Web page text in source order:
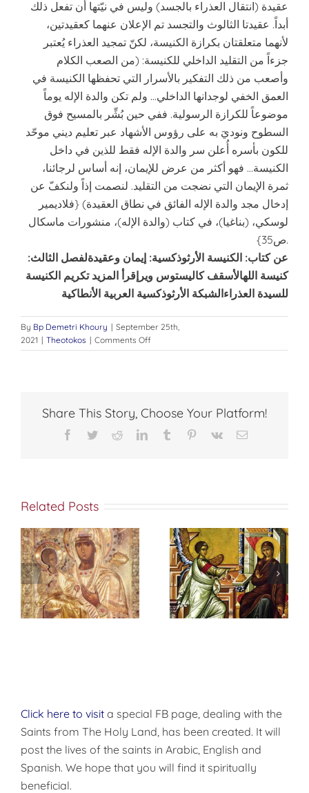
عقيدة (انتقال العذراء بالجسد) وليس في نيّتها أن تفعل ذلك
أبداً. عقيدتا الثالوث والتجسد تم الإعلان عنهما كعقيدتين،
لأنهما متعلقتان بكرازة الكنيسة، لكنّ تمجيد العذراء يُعتبر
جزءاً من التقليد الداخلي للكنيسة: (من الصعب الكلام
وأصعب من ذلك التفكير بالأسرار التي تحفظها الكنيسة في
العمق الخفي لوجدانها الداخلي… ولم تكن والدة الإله يوماً
موضوعاً للكرازة الرسولية. ففي حين بُشِّر بالمسيح فوق
السطوح ونوديَ به على رؤوس الأشهاد عبر تعليم ديني موحّد
للكون بأسره أُعلن سر والدة الإله فقط للذين في داخل
الكنيسة… فهو أكثر من عرض للإيمان، إنه أساس لرجائنا،
ثمرة الإيمان التي نضجت من التقليد. لنصمت إذاً ولنكفّ عن
إدخال مجد والدة الإله الفائق في نطاق العقيدة) {فلاديمير
لوسكي، (بناغيا)، في كتاب (والدة الإله)، منشورات ماسكال
ص35}.
عن كتاب: الكنيسة الأرثوذكسية: إيمان وعقيدةلفصل الثالث:
كنيسة اللهالأسقف كاليستوس وير إقرأ المزيد تكريم الكنيسة
للسيدة العذراءالشبكة الأرثوذكسية العربية الأنطاكية
By Bp Demetri Khoury | September 25th,
2021 | Theotokos | Comments Offon
تكريم
Share This Story, Choose Your Platform!
Facebook
TwitterRedditLinkedInTumblr Pinterest
Vk Email
Related Posts
شرح أيقونة عيد
البشارة
البشارةبالخلاص
Click here to visit a special FB page, dealing with the
Saints from The Holy Land, has been created. It will
post the lives of the saints in Arabic, English and
Spanish. We hope that you will find it spiritually
beneficial.